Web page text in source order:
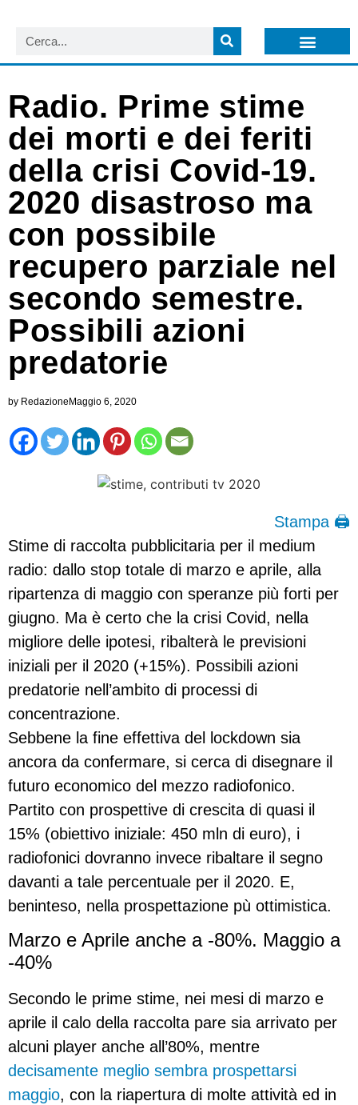
Radio. Prime stime
dei morti e dei feriti
della crisi Covid-19.
2020 disastroso ma
con possibile
recupero parziale nel
secondo semestre.
Possibili azioni
predatorie
by Redazione Maggio 6, 2020
Stampa 🖨
Stime di raccolta pubblicitaria per il medium
radio: dallo stop totale di marzo e aprile, alla
ripartenza di maggio con speranze più forti per
giugno. Ma è certo che la crisi Covid, nella
migliore delle ipotesi, ribalterà le previsioni
iniziali per il 2020 (+15%). Possibili azioni
predatorie nell’ambito di processi di
concentrazione.
Sebbene la fine effettiva del lockdown sia
ancora da confermare, si cerca di disegnare il
futuro economico del mezzo radiofonico.
Partito con prospettive di crescita di quasi il
15% (obiettivo iniziale: 450 mln di euro), i
radiofonici dovranno invece ribaltare il segno
davanti a tale percentuale per il 2020. E,
beninteso, nella prospettazione pù ottimistica.
Marzo e Aprile anche a -80%. Maggio a
-40%
Secondo le prime stime, nei mesi di marzo e
aprile il calo della raccolta pare sia arrivato per
alcuni player anche all’80%, mentre
decisamente meglio sembra prospettarsi
maggio, con la riapertura di molte attività ed in